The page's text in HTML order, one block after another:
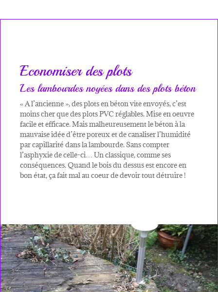
Economiser des plots
Les lambourdes noyées dans des plots béton
« A l’ancienne », des plots en béton vite envoyés, c’est
moins cher que des plots PVC réglables. Mise en oeuvre
facile et efficace. Mais malheureusement le béton à la
mauvaise idée d’être poreux et de canaliser l’humidité
par capillarité dans la lambourde. Sans compter
l’asphyxie de celle-ci… Un classique, comme ses
conséquences. Quand le bois du dessus est encore en
bon état, ça fait mal au coeur de devoir tout détruire !